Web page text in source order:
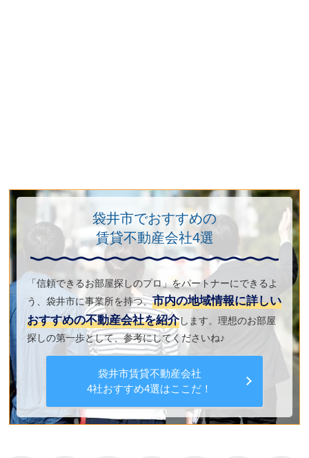
袋井市でおすすめの
賃貸不動産会社4選
「信頼できるお部屋探しのプロ」をパートナーにできるよ
う、袋井市に事業所を持つ、市内の地域情報に詳しい
おすすめの不動産会社を紹介します。理想のお部屋
探しの第一歩として、参考にしてくださいね♪
袋井市賃貸不動産会社
4社おすすめ4選はここだ！